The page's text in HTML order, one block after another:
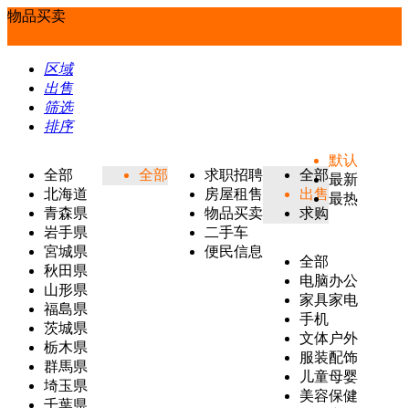
物品买卖
区域
出售
筛选
排序
全部
北海道
青森県
岩手県
宮城県
秋田県
山形県
福島県
茨城県
栃木県
群馬県
埼玉県
千葉県
全部
求职招聘
房屋租售
物品买卖
二手车
便民信息
全部
出售
求购
全部
电脑办公
家具家电
手机
文体户外
服装配饰
儿童母婴
美容保健
默认
最新
最热